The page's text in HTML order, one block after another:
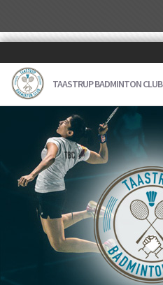
TAASTRUP BADMINTON CLUB